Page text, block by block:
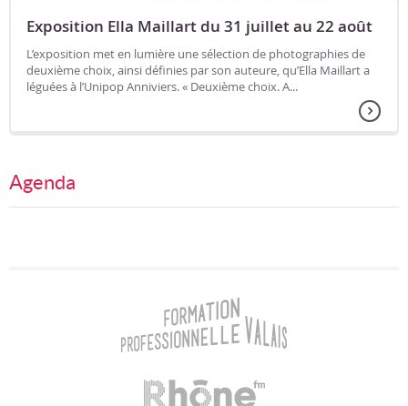
Exposition Ella Maillart du 31 juillet au 22 août
L’exposition met en lumière une sélection de photographies de
deuxième choix, ainsi définies par son auteure, qu’Ella Maillart a
léguées à l’Unipop Anniviers. « Deuxième choix. A...
Agenda